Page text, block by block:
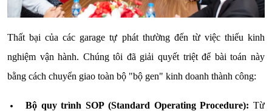
Thất bại của các garage tự phát thường đến từ việc thiếu kinh
nghiệm vận hành. Chúng tôi đã giải quyết triệt để bài toán này
bằng cách chuyển giao toàn bộ "bộ gen" kinh doanh thành công:
Bộ quy trình SOP (Standard Operating Procedure): Từ